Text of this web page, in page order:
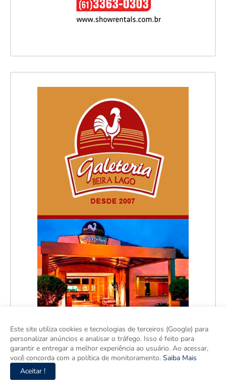
Este site utiliza cookies e tecnologias de terceiros (Google) para
personalizar anúncios e analisar o tráfego. Isso é feito para
garantir e entregar a melhor experiência ao usuário. Ao acessar,
você concorda com a política de monitoramento. Saiba Mais
Aceitar !